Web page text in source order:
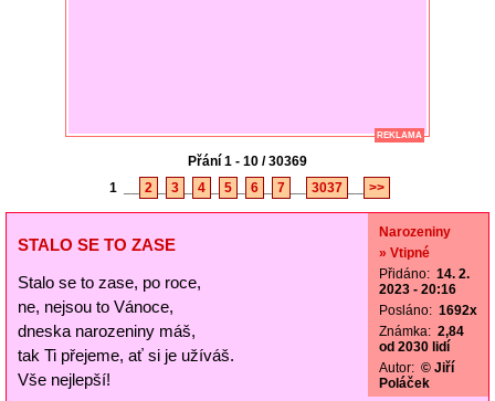
REKLAMA
Přání 1 - 10 / 30369
1
2 3 4 5 6 7 3037 >>
STALO SE TO ZASE
Stalo se to zase, po roce,
ne, nejsou to Vánoce,
dneska narozeniny máš,
tak Ti přejeme, ať si je užíváš.
Vše nejlepší!
Narozeniny
» Vtipné
Přidáno: 14. 2.
2023 - 20:16
Posláno: 1692x
Známka: 2,84
od 2030 lidí
Autor: © Jiří
Poláček